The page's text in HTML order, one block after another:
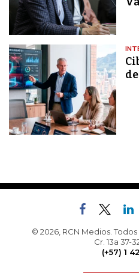
© 2026, RCN Medios.
Cr. 13a 37-
(+57) 1